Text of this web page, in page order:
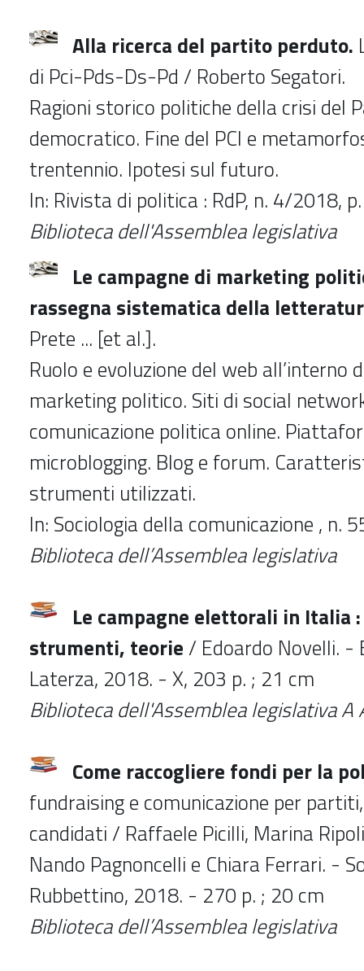
Alla ricerca del partito perduto.
di Pci-Pds-Ds-Pd / Roberto Segatori.
Ragioni storico politiche della crisi del
democratico. Fine del PCI e
trentennio. Ipotesi sul futuro.
In: Rivista di politica : RdP, n. 4/2018,
Biblioteca dell'Assemblea legislativa
Le campagne di marketing
rassegna sistematica della
Prete ... [et al.].
Ruolo e evoluzione del web all’interno
marketing politico. Siti di social
comunicazione politica online.
microblogging. Blog e forum.
strumenti utilizzati.
In: Sociologia della comunicazione , n.
Biblioteca dell’Assemblea legislativa
Le campagne elettorali in Italia
strumenti, teorie / Edoardo Novelli. -
Laterza, 2018. - X, 203 p. ; 21 cm
Biblioteca dell'Assemblea legislativa A
Come raccogliere fondi per la
fundraising e comunicazione per
candidati / Raffaele Picilli, Marina
Nando Pagnoncelli e Chiara Ferrari. -
Rubbettino, 2018. - 270 p. ; 20 cm
Biblioteca dell’Assemblea legislativa